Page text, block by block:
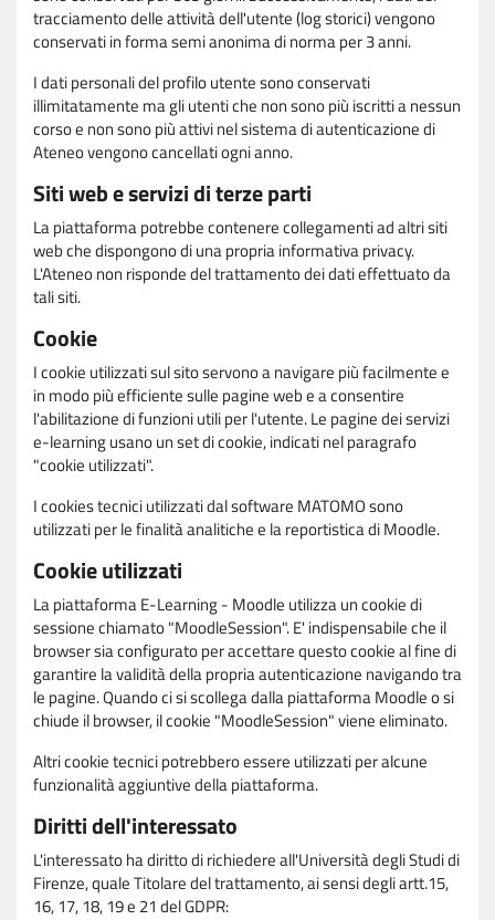
tracciamento delle attività dell'utente (log storici) vengono
conservati in forma semi anonima di norma per 3 anni.
I dati personali del profilo utente sono conservati
illimitatamente ma gli utenti che non sono più iscritti a nessun
corso e non sono più attivi nel sistema di autenticazione di
Ateneo vengono cancellati ogni anno.
Siti web e servizi di terze parti
La piattaforma potrebbe contenere collegamenti ad altri siti
web che dispongono di una propria informativa privacy.
L'Ateneo non risponde del trattamento dei dati effettuato da
tali siti.
Cookie
I cookie utilizzati sul sito servono a navigare più facilmente e
in modo più efficiente sulle pagine web e a consentire
l'abilitazione di funzioni utili per l'utente. Le pagine dei servizi
e-learning usano un set di cookie, indicati nel paragrafo
"cookie utilizzati".
I cookies tecnici utilizzati dal software MATOMO sono
utilizzati per le finalità analitiche e la reportistica di Moodle.
Cookie utilizzati
La piattaforma E-Learning - Moodle utilizza un cookie di
sessione chiamato "MoodleSession". E' indispensabile che il
browser sia configurato per accettare questo cookie al fine di
garantire la validità della propria autenticazione navigando tra
le pagine. Quando ci si scollega dalla piattaforma Moodle o si
chiude il browser, il cookie "MoodleSession" viene eliminato.
Altri cookie tecnici potrebbero essere utilizzati per alcune
funzionalità aggiuntive della piattaforma.
Diritti dell'interessato
L'interessato ha diritto di richiedere all'Università degli Studi di
Firenze, quale Titolare del trattamento, ai sensi degli artt.15,
16, 17, 18, 19 e 21 del GDPR: